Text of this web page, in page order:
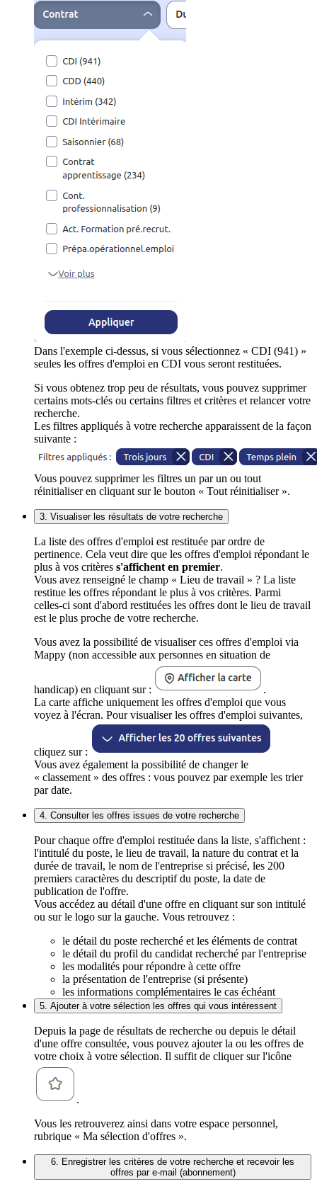
Dans l'exemple ci-dessus, si vous sélectionnez « CDI (941) »
seules les offres d'emploi en CDI vous seront restituées.
Si vous obtenez trop peu de résultats, vous pouvez supprimer
certains mots-clés ou certains filtres et critères et relancer votre
recherche.
Les filtres appliqués à votre recherche apparaissent de la façon
suivante :
Vous pouvez supprimer les filtres un par un ou tout
réinitialiser en cliquant sur le bouton « Tout réinitialiser ».
3. Visualiser les résultats de votre recherche
La liste des offres d'emploi est restituée par ordre de
pertinence. Cela veut dire que les offres d'emploi répondant le
plus à vos critères s'affichent en premier.
Vous avez renseigné le champ « Lieu de travail » ? La liste
restitue les offres répondant le plus à vos critères. Parmi
celles-ci sont d'abord restituées les offres dont le lieu de travail
est le plus proche de votre recherche.
Vous avez la possibilité de visualiser ces offres d'emploi via
Mappy (non accessible aux personnes en situation de
handicap) en cliquant sur :
.
La carte affiche uniquement les offres d'emploi que vous
voyez à l'écran. Pour visualiser les offres d'emploi suivantes,
cliquez sur :
Vous avez également la possibilité de changer le
« classement » des offres : vous pouvez par exemple les trier
par date.
4. Consulter les offres issues de votre recherche
Pour chaque offre d'emploi restituée dans la liste, s'affichent :
l'intitulé du poste, le lieu de travail, la nature du contrat et la
durée de travail, le nom de l'entreprise si précisé, les 200
premiers caractères du descriptif du poste, la date de
publication de l'offre.
Vous accédez au détail d'une offre en cliquant sur son intitulé
ou sur le logo sur la gauche. Vous retrouvez :
le détail du poste recherché et les éléments de contrat
le détail du profil du candidat recherché par l'entreprise
les modalités pour répondre à cette offre
la présentation de l'entreprise (si présente)
les informations complémentaires le cas échéant
5. Ajouter à votre sélection les offres qui vous intéressent
Depuis la page de résultats de recherche ou depuis le détail
d'une offre consultée, vous pouvez ajouter la ou les offres de
votre choix à votre sélection. Il suffit de cliquer sur l'icône
.
Vous les retrouverez ainsi dans votre espace personnel,
rubrique « Ma sélection d'offres ».
6. Enregistrer les critères de votre recherche et recevoir les
offres par e-mail (abonnement)